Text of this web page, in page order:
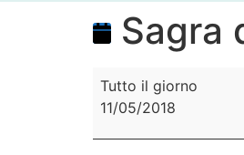
Sagra
Tutto il giorno
11/05/2018